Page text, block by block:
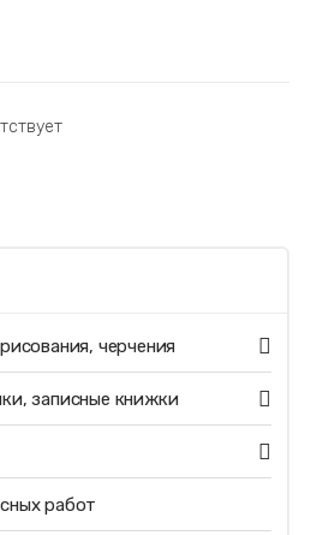
черчения
записные книжки
работ